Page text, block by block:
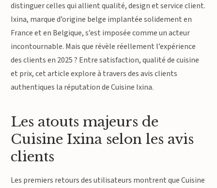
distinguer celles qui allient qualité, design et service client.
Ixina, marque d’origine belge implantée solidement en
France et en Belgique, s’est imposée comme un acteur
incontournable. Mais que révèle réellement l’expérience
des clients en 2025 ? Entre satisfaction, qualité de cuisine
et prix, cet article explore à travers des avis clients
authentiques la réputation de Cuisine Ixina.
Les atouts majeurs de
Cuisine Ixina selon les avis
clients
Les premiers retours des utilisateurs montrent que Cuisine